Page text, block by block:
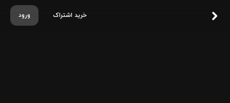
ورود خرید اشتراک